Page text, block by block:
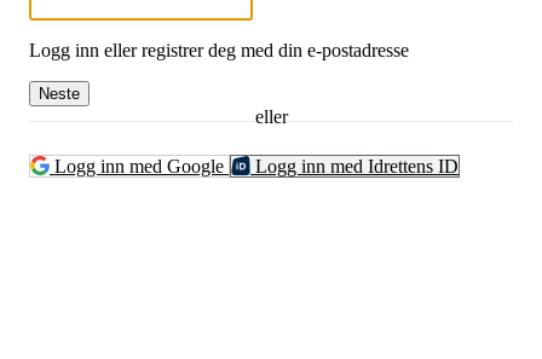
Logg inn eller registrer deg med din e-postadresse
Neste
eller
Logg inn med Google Logg inn med Idrettens ID